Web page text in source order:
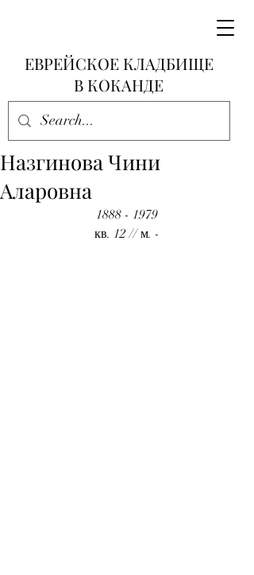
ЕВРЕЙСКОЕ КЛАДБИЩЕ
В КОКАНДЕ
Назгинова Чини
Аларовна
1888 - 1979
кв. 12 // м. -